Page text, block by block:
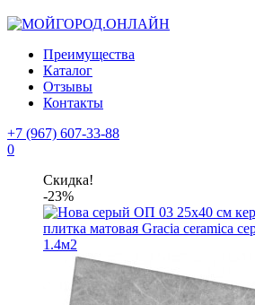
Преимущества
Каталог
Отзывы
Контакты
+7 (967) 607-33-88
0
Скидка!
-23%